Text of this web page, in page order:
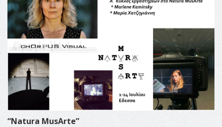
“Natura MusArte”